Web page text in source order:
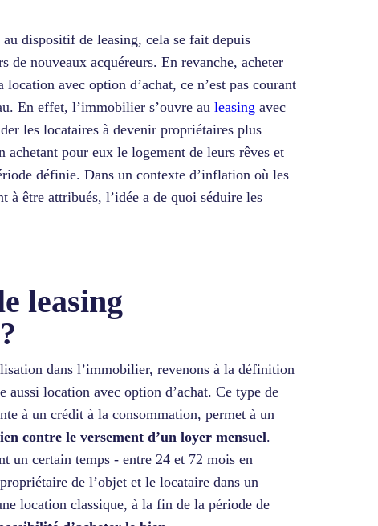
dispositif de leasing, cela se fait depuis
de nouveaux acquéreurs. En revanche, acheter
avec option d’achat, ce n’est pas courant
En effet, l’immobilier s’ouvre au leasing avec
les locataires à devenir propriétaires plus
achetant pour eux le logement de leurs rêves et
définie. Dans un contexte d’inflation où les
à être attribués, l’idée a de quoi séduire les
leasing
dans l’immobilier, revenons à la définition
aussi location avec option d’achat. Ce type de
à un crédit à la consommation, permet à un
contre le versement d’un loyer mensuel.
un certain temps - entre 24 et 72 mois en
de l’objet et le locataire dans un
location classique, à la fin de la période de